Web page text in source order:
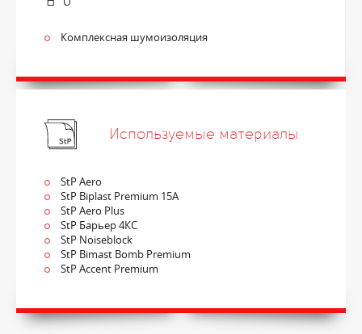
Комплексная шумоизоляция
Используемые материалы
StP Aero
StP Biplast Premium 15A
StP Aero Plus
StP Барьер 4КС
StP Noiseblock
StP Bimast Bomb Premium
StP Accent Premium